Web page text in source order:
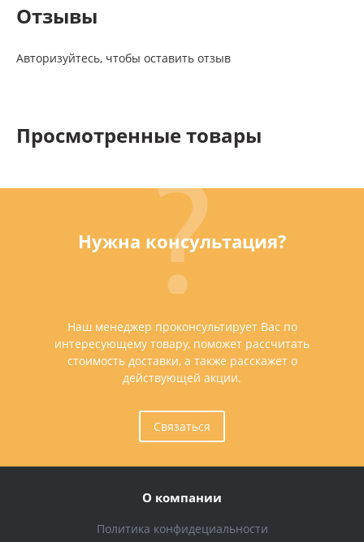
Отзывы
Авторизуйтесь, чтобы оставить отзыв
Просмотренные товары
Нужна консультация?
Наш менеджер проконсультирует Вас по
интересующему товару, поможет рассчитать
стоимость доставки, а также расскажет о
действующей акции.
Связаться
О компании
Политика конфидециальности